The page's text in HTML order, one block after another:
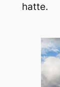
hatte.